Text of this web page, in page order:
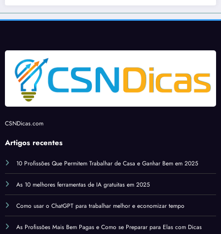
CSNDicas.com
Artigos recentes
10 Profissões Que Permitem Trabalhar de Casa e Ganhar Bem em 2025
As 10 melhores ferramentas de IA gratuitas em 2025
Como usar o ChatGPT para trabalhar melhor e economizar tempo
As Profissões Mais Bem Pagas e Como se Preparar para Elas com Dicas